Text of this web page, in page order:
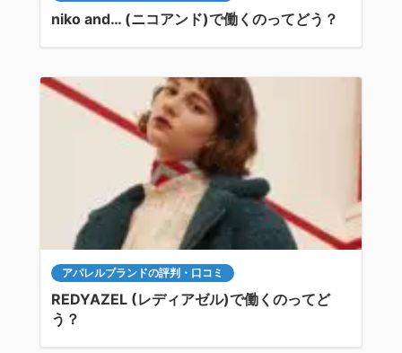
niko and… (ニコアンド)で働くのってどう？
アパレルブランドの評判・口コミ
REDYAZEL (レディアゼル)で働くのってど
う？